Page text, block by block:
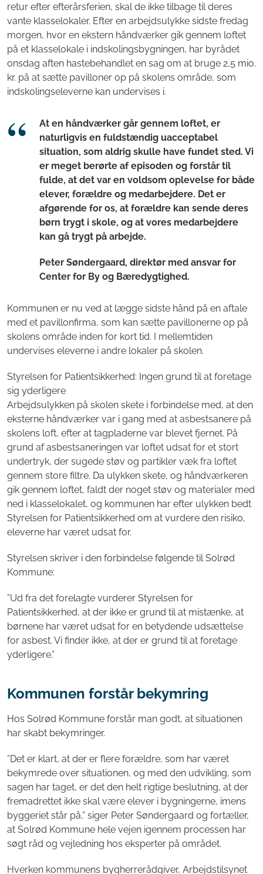
retur efter efterårsferien, skal de ikke tilbage til deres
vante klasselokaler. Efter en arbejdsulykke sidste fredag
morgen, hvor en ekstern håndværker gik gennem loftet
på et klasselokale i indskolingsbygningen, har byrådet
onsdag aften hastebehandlet en sag om at bruge 2,5 mio.
kr. på at sætte pavilloner op på skolens område, som
indskolingseleverne kan undervises i.
At en håndværker går gennem loftet, er
naturligvis en fuldstændig uacceptabel
situation, som aldrig skulle have fundet sted. Vi
er meget berørte af episoden og forstår til
fulde, at det var en voldsom oplevelse for både
elever, forældre og medarbejdere. Det er
afgørende for os, at forældre kan sende deres
børn trygt i skole, og at vores medarbejdere
kan gå trygt på arbejde.
Peter Søndergaard, direktør med ansvar for
Center for By og Bæredygtighed.
Kommunen er nu ved at lægge sidste hånd på en aftale
med et pavillonfirma, som kan sætte pavillonerne op på
skolens område inden for kort tid. I mellemtiden
undervises eleverne i andre lokaler på skolen.
Styrelsen for Patientsikkerhed: Ingen grund til at foretage
sig yderligere
Arbejdsulykken på skolen skete i forbindelse med, at den
eksterne håndværker var i gang med at asbestsanere på
skolens loft, efter at tagpladerne var blevet fjernet. På
grund af asbestsaneringen var loftet udsat for et stort
undertryk, der sugede støv og partikler væk fra loftet
gennem store filtre. Da ulykken skete, og håndværkeren
gik gennem loftet, faldt der noget støv og materialer med
ned i klasselokalet, og kommunen har efter ulykken bedt
Styrelsen for Patientsikkerhed om at vurdere den risiko,
eleverne har været udsat for.
Styrelsen skriver i den forbindelse følgende til Solrød
Kommune:
”Ud fra det forelagte vurderer Styrelsen for
Patientsikkerhed, at der ikke er grund til at mistænke, at
børnene har været udsat for en betydende udsættelse
for asbest. Vi finder ikke, at der er grund til at foretage
yderligere.”
Kommunen forstår bekymring
Hos Solrød Kommune forstår man godt, at situationen
har skabt bekymringer.
”Det er klart, at der er flere forældre, som har været
bekymrede over situationen, og med den udvikling, som
sagen har taget, er det den helt rigtige beslutning, at der
fremadrettet ikke skal være elever i bygningerne, imens
byggeriet står på,” siger Peter Søndergaard og fortæller,
at Solrød Kommune hele vejen igennem processen har
søgt råd og vejledning hos eksperter på området.
Hverken kommunens bygherrerådgiver, Arbejdstilsynet